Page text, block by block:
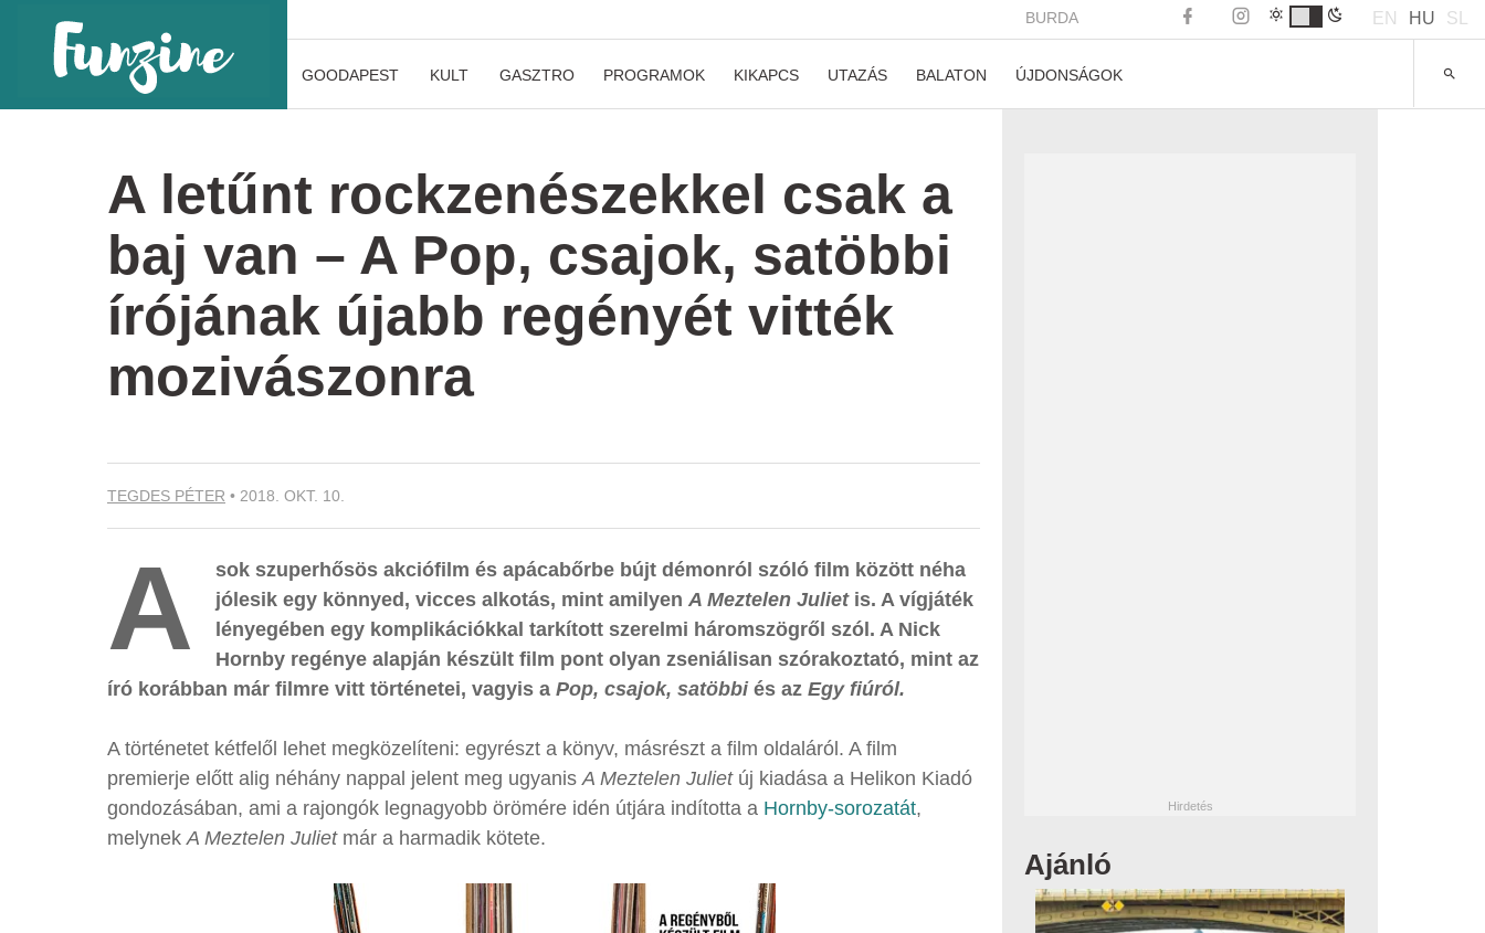
BURDA EN HU SL
GOODAPEST KULT GASZTRO PROGRAMOK KIKAPCS UTAZÁS BALATON ÚJDONSÁGOK
A letűnt rockzenészekkel csak a
baj van – A Pop, csajok, satöbbi
írójának újabb regényét vitték
mozivászonra
TEGDES PÉTER • 2018. OKT. 10.
A
sok szuperhősös akciófilm és apácabőrbe bújt démonról szóló film között néha
jólesik egy könnyed, vicces alkotás, mint amilyen A Meztelen Julietis. A vígjáték
lényegében egy komplikációkkal tarkított szerelmi háromszögről szól. A Nick
Hornby regénye alapján készült film pont olyan zseniálisan szórakoztató, mint az
író korábban már filmre vitt történetei, vagyis a Pop, csajok, satöbbiés az Egy fiúról.
A történetet kétfelől lehet megközelíteni: egyrészt a könyv, másrészt a film oldaláról. A film
premierje előtt alig néhány nappal jelent meg ugyanisA Meztelen Juliet új kiadása a Helikon Kiadó
gondozásában, ami a rajongók legnagyobb örömére idén útjára indította a Hornby-sorozatát,
melynekA Meztelen Julietmár a harmadik kötete.
Ajánló